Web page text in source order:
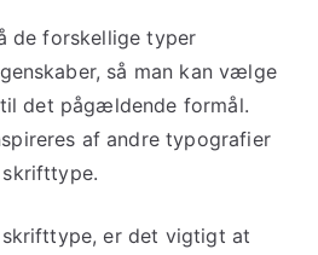
de forskellige typer
så man kan vælge
det pågældende formål.
af andre typografier
er det vigtigt at